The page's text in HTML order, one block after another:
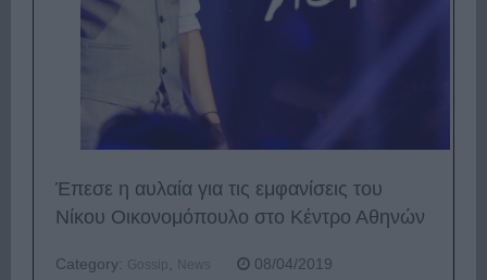
Έπεσε η αυλαία για τις εμφανίσεις του
Νίκου Οικονομόπουλο στο Κέντρο Αθηνών
Category: Gossip News 08/04/2019